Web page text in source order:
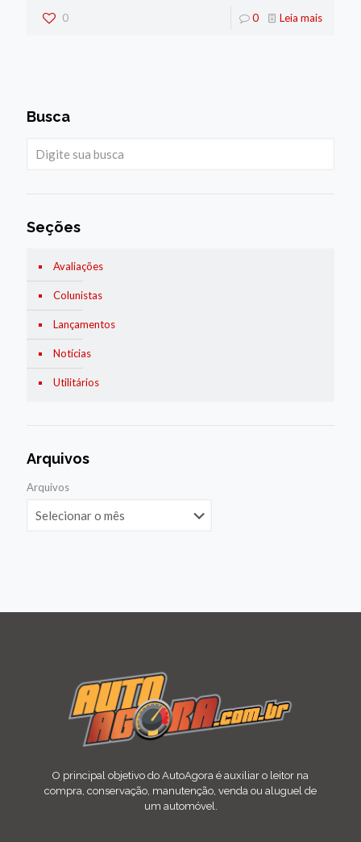
0 0 Leia mais
Busca
Seções
Avaliações
Colunistas
Lançamentos
Notícias
Utilitários
Arquivos
Arquivos
O principal objetivo do AutoAgora é auxiliar o leitor na
compra, conservação, manutenção, venda ou aluguel de
um automóvel.